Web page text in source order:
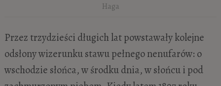
Haga
Przez trzydzieści długich lat powstawały kolejne
odsłony wizerunku stawu pełnego nenufarów: o
wschodzie słońca, w środku dnia, w słońcu i pod